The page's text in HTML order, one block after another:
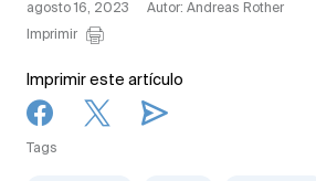
agosto 16, 2023
Autor: Andreas Rother
Imprimir
Imprimir este artículo
Tags